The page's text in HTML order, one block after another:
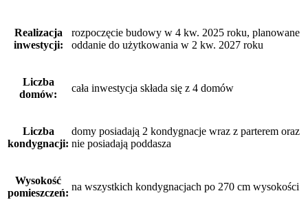
Realizacja
inwestycji:
rozpoczęcie budowy w 4 kw. 2025 roku, planowane
oddanie do użytkowania w 2 kw. 2027 roku
Liczba
domów:
cała inwestycja składa się z 4 domów
Liczba
kondygnacji:
domy posiadają 2 kondygnacje wraz z parterem oraz
nie posiadają poddasza
Wysokość
pomieszczeń:
na wszystkich kondygnacjach po 270 cm wysokości